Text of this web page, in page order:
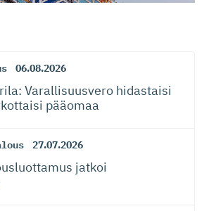
06.08.2026
Varallisuusvero hidastaisi
pääomaa
27.07.2026
jatkoi